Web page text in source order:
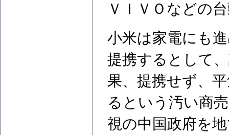
ＶＩＶＯなどの
小米は家電にも
提携するとして
果、提携せず、
るという汚い商
視の中国政府を